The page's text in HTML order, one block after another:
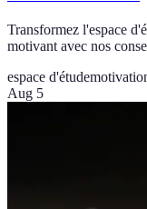
Transformez l'espace
motivant avec nos
espace d'étude
Aug 5